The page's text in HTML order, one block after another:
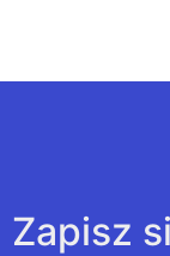
Zapisz